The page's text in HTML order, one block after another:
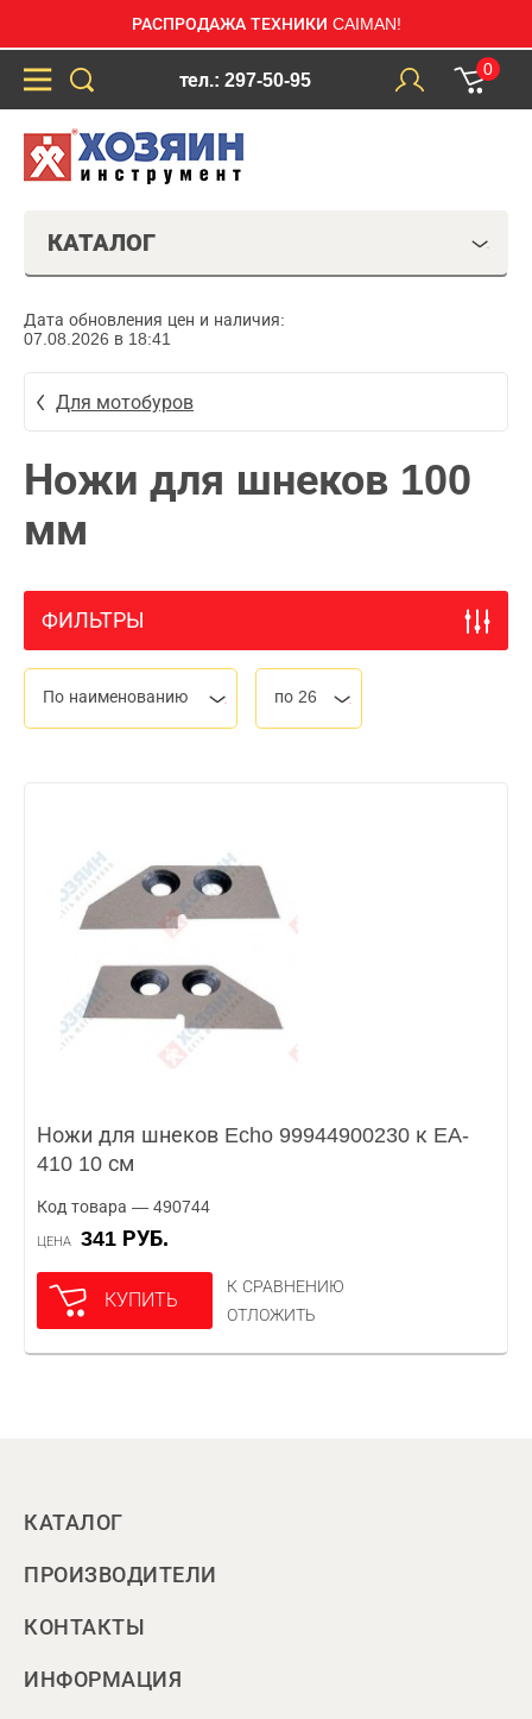
РАСПРОДАЖА ТЕХНИКИ CAIMAN!
тел.: 297-50-95
0
КАТАЛОГ
Дата обновления цен и наличия:
07.08.2026 в 18:41
Для мотобуров
Ножи для шнеков 100
мм
ФИЛЬТРЫ
По наименованию по 26
Ножи для шнеков Echo 99944900230 к EA-
410 10 см
Код товара — 490744
ЦЕНА 341 РУБ.
КУПИТЬ
К СРАВНЕНИЮ
ОТЛОЖИТЬ
КАТАЛОГ
ПРОИЗВОДИТЕЛИ
КОНТАКТЫ
ИНФОРМАЦИЯ